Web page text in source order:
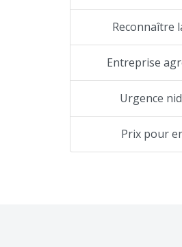
Reconnaître
Entreprise
Urgence
Prix pour